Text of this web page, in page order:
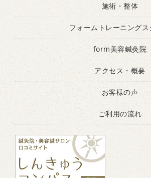
施術・整体
フォームトレーニングス
form美容鍼灸院
アクセス・概要
お客様の声
ご利用の流れ